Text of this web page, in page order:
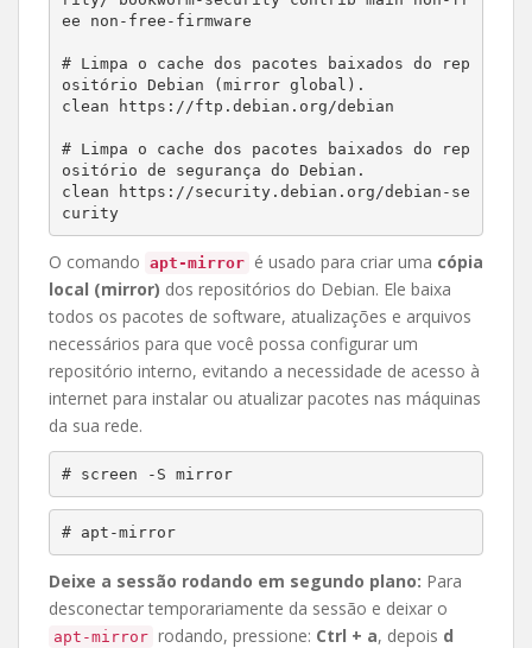
ee non-free-firmware
# Limpa o cache dos pacotes baixados do rep
ositório Debian (mirror global).
clean https://ftp.debian.org/debian
# Limpa o cache dos pacotes baixados do rep
ositório de segurança do Debian.
clean https://security.debian.org/debian-se
curity
O comando apt-mirror é usado para criar uma cópia
local (mirror) dos repositórios do Debian. Ele baixa
todos os pacotes de software, atualizações e arquivos
necessários para que você possa configurar um
repositório interno, evitando a necessidade de acesso à
internet para instalar ou atualizar pacotes nas máquinas
da sua rede.
# screen -S mirror
# apt-mirror
Deixe a sessão rodando em segundo plano: Para
desconectar temporariamente da sessão e deixar o
apt-mirror rodando, pressione: Ctrl + a, depois d